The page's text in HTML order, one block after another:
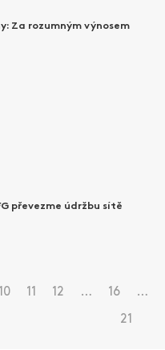
Za rozumným výnosem
převezme údržbu sítě
10 11 12 … 16 …
21